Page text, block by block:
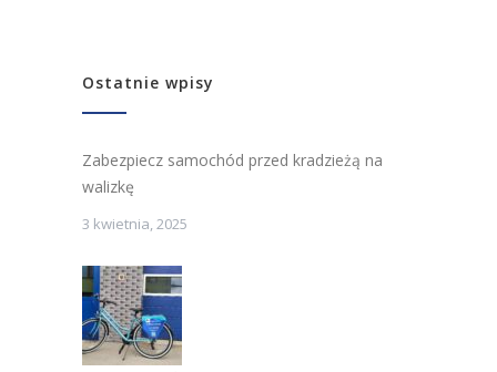
Ostatnie wpisy
Zabezpiecz samochód przed kradzieżą na
walizkę
3 kwietnia, 2025